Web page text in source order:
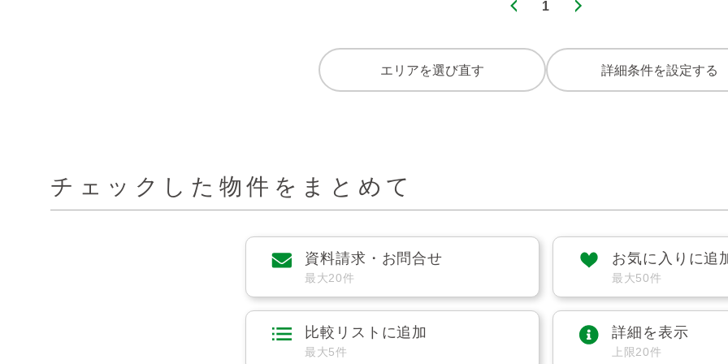
1
エリアを選び直す 詳細条件を設定する
チェックした物件をまとめて
資料請求・お問合せ
最大20件
お気に入りに追
最大50件
比較リストに追加
最大5件
詳細を表示
上限20件